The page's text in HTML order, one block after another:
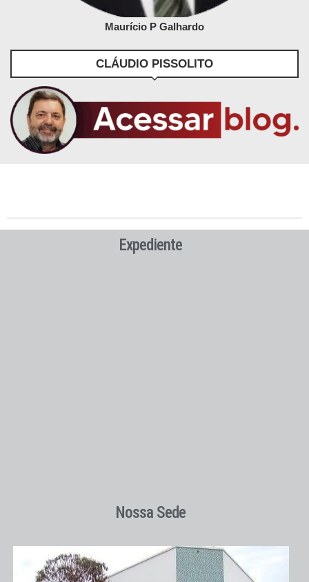
Maurício P Galhardo
CLÁUDIO PISSOLITO
Expediente
Nossa Sede